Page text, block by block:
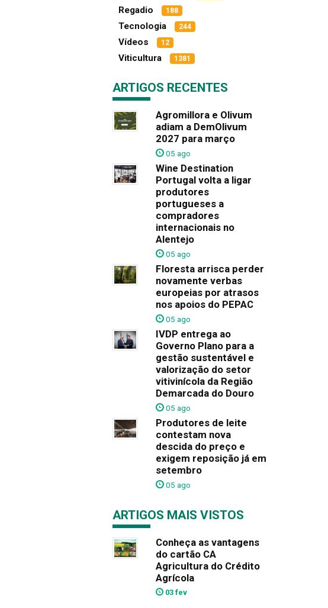
Regadio 188
Tecnologia 244
Vídeos 12
Viticultura 1381
ARTIGOS RECENTES
Agromillora e Olivum
adiam a DemOlivum
2027 para março
05 ago
Wine Destination
Portugal volta a ligar
produtores
portugueses a
compradores
internacionais no
Alentejo
05 ago
Floresta arrisca perder
novamente verbas
europeias por atrasos
nos apoios do PEPAC
05 ago
IVDP entrega ao
Governo Plano para a
gestão sustentável e
valorização do setor
vitivinícola da Região
Demarcada do Douro
05 ago
Produtores de leite
contestam nova
descida do preço e
exigem reposição já em
setembro
05 ago
ARTIGOS MAIS VISTOS
Conheça as vantagens
do cartão CA
Agricultura do Crédito
Agrícola
03 fev